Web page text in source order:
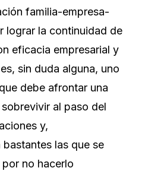
familia-empresa-
lograr la continuidad de
eficacia empresarial y
sin duda alguna, uno
debe afrontar una
al paso del
y,
las que se
no hacerlo